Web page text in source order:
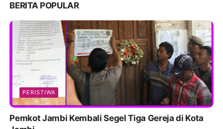
BERITA POPULAR
PERISTIWA
Pemkot Jambi Kembali Segel Tiga Gereja di Kota